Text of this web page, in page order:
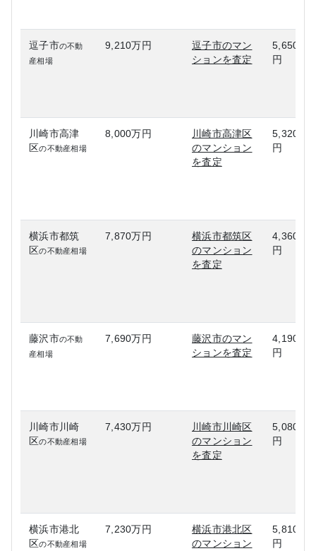
逗子市の不動
産相場
9,210万円
逗子市のマン
ションを査定
5,650万
円
川崎市高津
区の不動産相場
8,000万円
川崎市高津区
のマンション
を査定
5,320万
円
横浜市都筑
区の不動産相場
7,870万円
横浜市都筑区
のマンション
を査定
4,360万
円
藤沢市の不動
産相場
7,690万円
藤沢市のマン
ションを査定
4,190万
円
川崎市川崎
区の不動産相場
7,430万円
川崎市川崎区
のマンション
を査定
5,080万
円
横浜市港北
区の不動産相場
7,230万円
横浜市港北区
のマンション
5,810万
円